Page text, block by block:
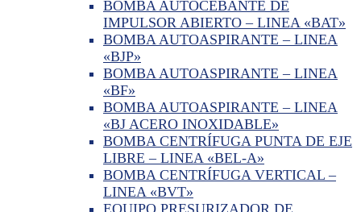
BOMBA AUTOCEBANTE DE
IMPULSOR ABIERTO – LINEA «BAT»
BOMBA AUTOASPIRANTE – LINEA
«BJP»
BOMBA AUTOASPIRANTE – LINEA
«BF»
BOMBA AUTOASPIRANTE – LINEA
«BJ ACERO INOXIDABLE»
BOMBA CENTRÍFUGA PUNTA DE EJE
LIBRE – LINEA «BEL-A»
BOMBA CENTRÍFUGA VERTICAL –
LINEA «BVT»
EQUIPO PRESURIZADOR DE